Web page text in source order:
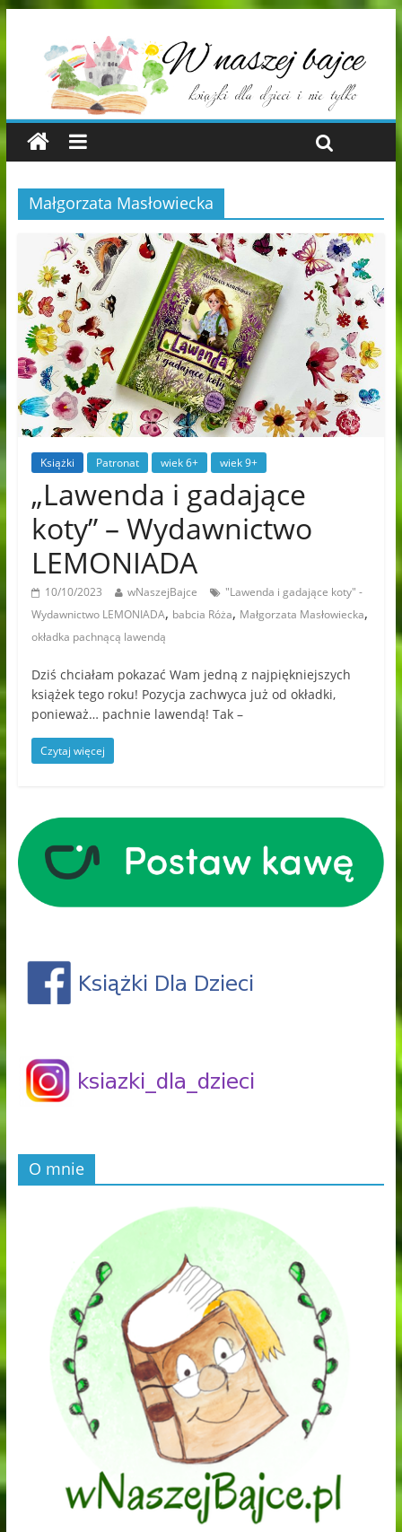
Małgorzata Masłowiecka
Książki Patronat wiek 6+ wiek 9+
„Lawenda i gadające
koty” – Wydawnictwo
LEMONIADA
10/10/2023 wNaszejBajce
"Lawenda i gadające koty" -
Wydawnictwo LEMONIADA, babcia Róża, Małgorzata Masłowiecka,
okładka pachnącą lawendą
Dziś chciałam pokazać Wam jedną z najpiękniejszych
książek tego roku! Pozycja zachwyca już od okładki,
ponieważ… pachnie lawendą! Tak –
Czytaj więcej
O mnie